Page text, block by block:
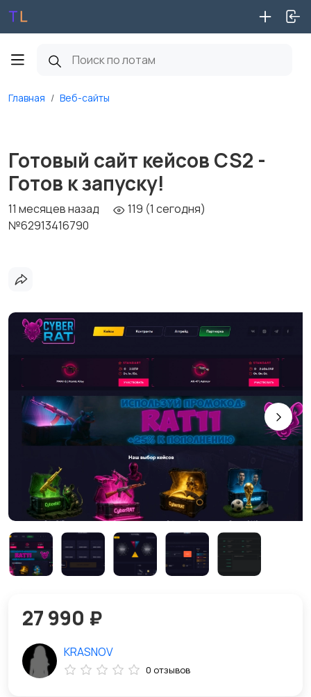
Главная Веб-сайты
Готовый сайт кейсов CS2 -
Готов к запуску!
11 месяцев назад
119 (1 сегодня)
№62913416790
27 990 ₽
KRASNOV
0 отзывов